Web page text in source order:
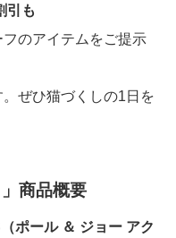
引も
のアイテムをご提示
ぜひ猫づくしの1日を
商品概要
ポール ＆ ジョー アク